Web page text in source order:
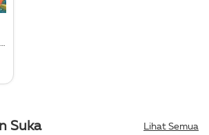
Suka Lihat Semua